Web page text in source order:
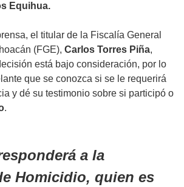
Equihua.
el titular de la Fiscalía General
(FGE), Carlos Torres Piña,
está bajo consideración, por lo
que se conozca si se le requerirá
y dé su testimonio sobre si participó o
.
a la
Homicidio, quien es